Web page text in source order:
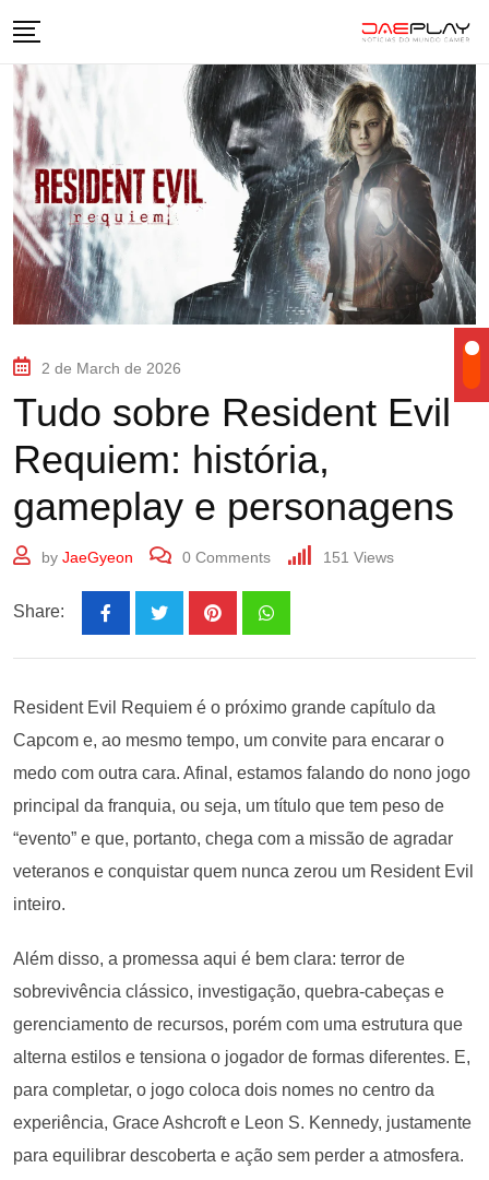
2 de March de 2026
Tudo sobre Resident Evil
Requiem: história,
gameplay e personagens
by JaeGyeon 0 Comments 151 Views
Share:
Resident Evil Requiem é o próximo grande capítulo da
Capcom e, ao mesmo tempo, um convite para encarar o
medo com outra cara. Afinal, estamos falando do nono jogo
principal da franquia, ou seja, um título que tem peso de
“evento” e que, portanto, chega com a missão de agradar
veteranos e conquistar quem nunca zerou um Resident Evil
inteiro.
Além disso, a promessa aqui é bem clara: terror de
sobrevivência clássico, investigação, quebra-cabeças e
gerenciamento de recursos, porém com uma estrutura que
alterna estilos e tensiona o jogador de formas diferentes. E,
para completar, o jogo coloca dois nomes no centro da
experiência, Grace Ashcroft e Leon S. Kennedy, justamente
para equilibrar descoberta e ação sem perder a atmosfera.